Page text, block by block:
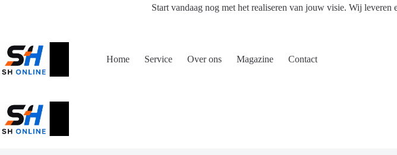
Start vandaag nog met het realiseren van jouw visie. Wij
Home Service Over ons Magazine Contact